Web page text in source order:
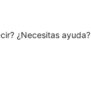
¿Necesitas ayuda?